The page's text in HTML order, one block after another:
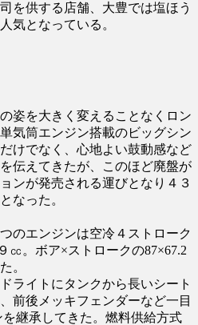
を供する店舗、大豊では塩ほう
気となっている。
姿を大きく変えることなくロン
気筒エンジン搭載のビッグシン
けでなく、心地よい鼓動感など
伝えてきたが、このほど廃盤が
ンが発売される運びとなり４３
なった。
のエンジンは空冷４ストローク
㏄。ボア×ストロークの87×67.2
。
ライトにタンクから長いシート
前後メッキフェンダーなど一目
継承してきた。燃料供給方式